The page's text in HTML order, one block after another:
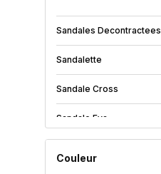
Sandales Decontractees
Sandalette
Sandale Cross
Sandale Eva
Couleur